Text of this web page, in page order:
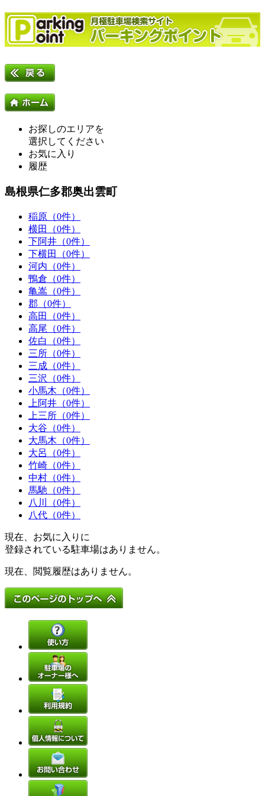
お探しのエリアを
選択してください
お気に入り
履歴
島根県仁多郡奥出雲町
稲原（0件）
横田（0件）
下阿井（0件）
下横田（0件）
河内（0件）
鴨倉（0件）
亀嵩（0件）
郡（0件）
高田（0件）
高尾（0件）
佐白（0件）
三所（0件）
三成（0件）
三沢（0件）
小馬木（0件）
上阿井（0件）
上三所（0件）
大谷（0件）
大馬木（0件）
大呂（0件）
竹崎（0件）
中村（0件）
馬馳（0件）
八川（0件）
八代（0件）
現在、お気に入りに
登録されている駐車場はありません。
現在、閲覧履歴はありません。